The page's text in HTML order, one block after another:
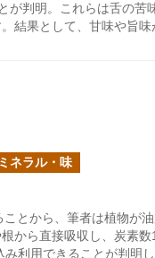
が判明。これらは舌の苦
結果として、甘味や旨味
ネラル・味
とから、筆者は植物が油
から直接吸収し、炭素数
利用できることが判明